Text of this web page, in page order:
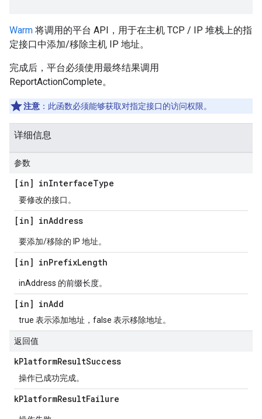
Warm 将调用的平台 API，用于在主机 TCP / IP 堆栈上的指
定接口中添加/移除主机 IP 地址。
完成后，平台必须使用最终结果调用
ReportActionComplete。
注意 ：此函数必须能够获取对指定接口的访问权限。
详细信息
参数
[in] inInterfaceType
要修改的接口。
[in] inAddress
要添加/移除的 IP 地址。
[in] inPrefixLength
inAddress 的前缀长度。
[in] inAdd
true 表示添加地址，false 表示移除地址。
返回值
kPlatformResultSuccess
操作已成功完成。
kPlatformResultFailure